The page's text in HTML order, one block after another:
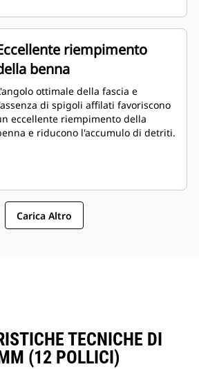
riempimento
benna
ottimale della fascia e
di spigoli affilati favoriscono
eccellente riempimento della
e riducono l'accumulo di detriti.
Carica Altro
TECNICHE DI
(12 POLLICI)